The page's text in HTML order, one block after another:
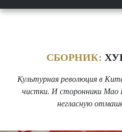
СБОРНИК:
Культурная революция в
чистки. И сторонники Мао
негласную